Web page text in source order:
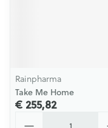
Rainpharma
Take Me Home
€ 255,82